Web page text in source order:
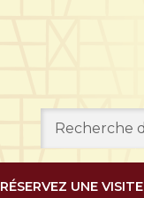
pour :
RÉSERVEZ UNE VISITE